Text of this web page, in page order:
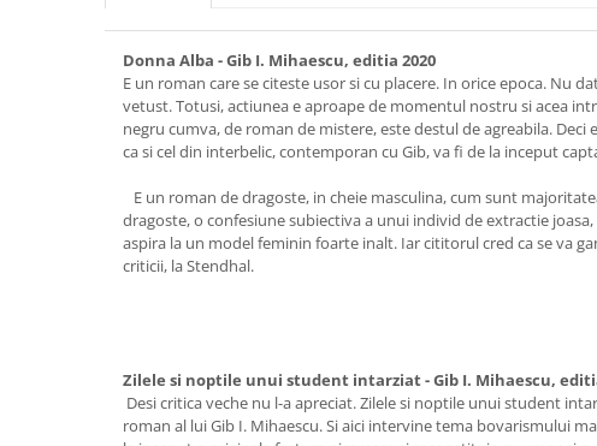
Donna Alba - Gib I. Mihaescu, editia 2020
E un roman care se citeste usor si cu placere. In orice epoca. Nu
vetust. Totusi, actiunea e aproape de momentul nostru si acea
negru cumva, de roman de mistere, este destul de agreabila. Deci
ca si cel din interbelic, contemporan cu Gib, va fi de la inceput
E un roman de dragoste, in cheie masculina, cum sunt
dragoste, o confesiune subiectiva a unui individ de extractie
aspira la un model feminin foarte inalt. Iar cititorul cred ca se va
criticii, la Stendhal.
Zilele si noptile unui student intarziat - Gib I. Mihaescu,
Desi critica veche nu l-a apreciat. Zilele si noptile unui student
roman al lui Gib I. Mihaescu. Si aici intervine tema bovarismului